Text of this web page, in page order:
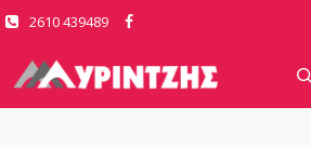
Μετάβαση
περιεχόμενο
2610 439489